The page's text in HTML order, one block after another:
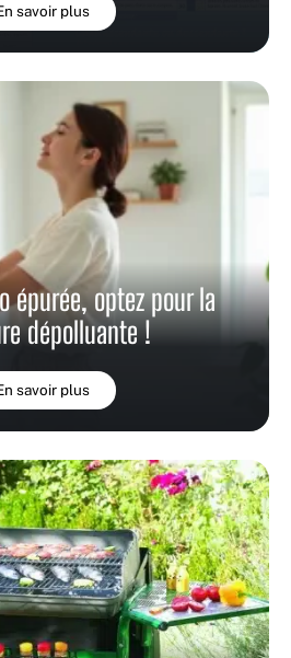
savoir plus
épurée, optez pour la
dépolluante !
savoir plus